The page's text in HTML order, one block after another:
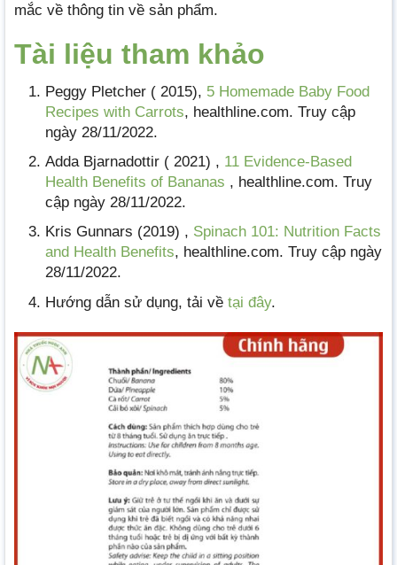
mắc về thông tin về sản phẩm.
Tài liệu tham khảo
Peggy Pletcher ( 2015), 5 Homemade Baby Food
Recipes with Carrots, healthline.com. Truy cập
ngày 28/11/2022.
Adda Bjarnadottir ( 2021) , 11 Evidence-Based
Health Benefits of Bananas , healthline.com. Truy
cập ngày 28/11/2022.
Kris Gunnars (2019) , Spinach 101: Nutrition Facts
and Health Benefits, healthline.com. Truy cập ngày
28/11/2022.
Hướng dẫn sử dụng, tải về tại đây.